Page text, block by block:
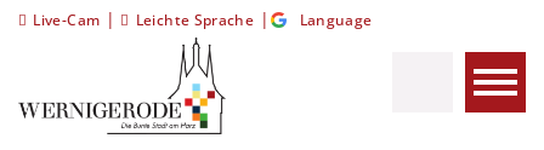
Live-Cam | Leichte Sprache | Language